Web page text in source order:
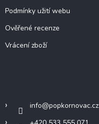
Podmínky užití webu
Ověřené recenze
Vrácení zboží
info@popkornovac.cz